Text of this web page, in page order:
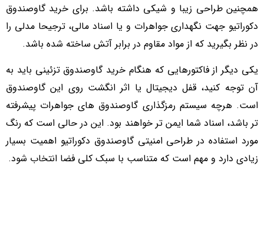
همچنین طراحی زیبا و شیکی داشته باشد. برای خرید گاوصندوق
دکوراتیو جهت نگهداری جواهرات و یا اسناد مالی، ترجیحا مدلی را
در نظر بگیرید که از مواد مقاوم در برابر آتش ساخته شده باشد.
یکی دیگر از فاکتورهایی که هنگام خرید گاوصندوق تزئینی باید به
آن توجه کنید، قفل دیجیتال یا اثر انگشت روی این گاوصندوق
است. هرچه سیستم رمزگذاری گاوصندوق های جواهرات پیشرفته
تر باشد، اسناد شما ایمن تر خواهند بود. این در حالی است که رنگ
مورد استفاده در طراحی امنیتی گاوصندوق دکوراتیو اهمیت بسیار
زیادی دارد و مهم است که متناسب با سبک کلی فضا انتخاب شود.